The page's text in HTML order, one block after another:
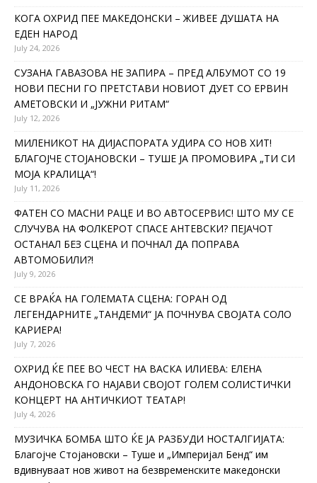
КОГА ОХРИД ПЕЕ МАКЕДОНСКИ – ЖИВЕЕ ДУШАТА НА
ЕДЕН НАРОД
July 24, 2026
СУЗАНА ГАВАЗОВА НЕ ЗАПИРА – ПРЕД АЛБУМОТ СО 19
НОВИ ПЕСНИ ГО ПРЕТСТАВИ НОВИОТ ДУЕТ СО ЕРВИН
АМЕТОВСКИ И „ЈУЖНИ РИТАМ“
July 12, 2026
МИЛЕНИКОТ НА ДИЈАСПОРАТА УДИРА СО НОВ ХИТ!
БЛАГОЈЧЕ СТОЈАНОВСКИ – ТУШЕ ЈА ПРОМОВИРА „ТИ СИ
МОЈА КРАЛИЦА“!
July 11, 2026
ФАТЕН СО МАСНИ РАЦЕ И ВО АВТОСЕРВИС! ШТО МУ СЕ
СЛУЧУВА НА ФОЛКЕРОТ СПАСЕ АНТЕВСКИ? ПЕЈАЧОТ
ОСТАНАЛ БЕЗ СЦЕНА И ПОЧНАЛ ДА ПОПРАВА
АВТОМОБИЛИ?!
July 9, 2026
СЕ ВРАЌА НА ГОЛЕМАТА СЦЕНА: ГОРАН ОД
ЛЕГЕНДАРНИТЕ „ТАНДЕМИ“ ЈА ПОЧНУВА СВОЈАТА СОЛО
КАРИЕРА!
July 7, 2026
ОХРИД ЌЕ ПЕЕ ВО ЧЕСТ НА ВАСКА ИЛИЕВА: ЕЛЕНА
АНДОНОВСКА ГО НАЈАВИ СВОЈОТ ГОЛЕМ СОЛИСТИЧКИ
КОНЦЕРТ НА АНТИЧКИОТ ТЕАТАР!
July 4, 2026
МУЗИЧКА БОМБА ШТО ЌЕ ЈА РАЗБУДИ НОСТАЛГИЈАТА:
Благојче Стојановски – Туше и „Империјал Бенд“ им
вдивнуваат нов живот на безвременските македонски